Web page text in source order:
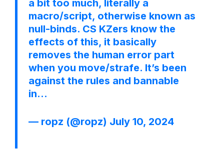
a bit too much, literally a
macro/script, otherwise known as
null-binds. CS KZers know the
effects of this, it basically
removes the human error part
when you move/strafe. It’s been
against the rules and bannable
in…
— ropz (@ropz) July 10, 2024